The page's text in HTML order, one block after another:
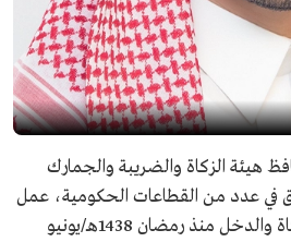
الزكاة والضريبة والجمارك.
هيئة الزكاة والضريبة والجمارك
في عدد من القطاعات الحكومية، عمل
محافظًا للهيئة العامة للزكاة والدخل منذ رمضان 1438هـ/يونيو